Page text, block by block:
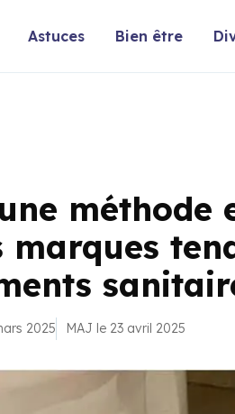
Astuces Bien être
méthode
marques
2025 MAJ le 23 avril 2025